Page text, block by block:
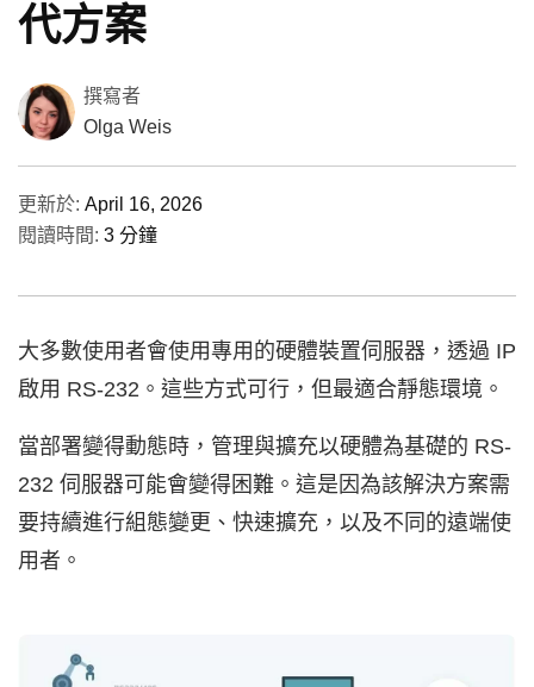
代方案
撰寫者
Olga Weis
更新於: April 16, 2026
閱讀時間: 3 分鐘
大多數使用者會使用專用的硬體裝置伺服器，透過 IP
啟用 RS-232。這些方式可行，但最適合靜態環境。
當部署變得動態時，管理與擴充以硬體為基礎的 RS-
232 伺服器可能會變得困難。這是因為該解決方案需
要持續進行組態變更、快速擴充，以及不同的遠端使
用者。